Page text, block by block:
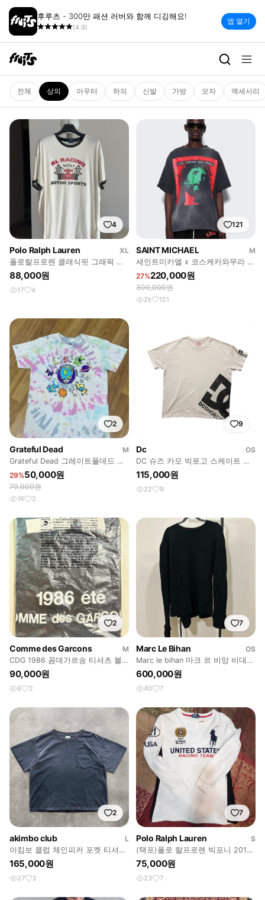
후루츠 - 300만 패션 러버와 함께 디깅해요!
(4.9)
앱 열기
상의 | 빈티지 세컨핸드 패션 플랫
전체 상의 아우터 하의 신발 가방 모자 액세서리
4
Polo Ralph Lauren
XL
폴로랄프로렌 클래식핏 그래픽 반
팔티 25SS - XL
88,000원
17 4
121
SAINT MICHAEL
M
세인트미카엘 x 코스케카와무라 러
브 비욘드 티셔츠
27%220,000원
300,000원
2k 121
2
Grateful Dead
M
Grateful Dead 그레이트풀데드 타
이다이 티셔츠
29%50,000원
70,000원
16 2
9
Dc
OS
DC 슈즈 카모 빅로고 스케이트 티
셔츠
115,000원
22 9
2
Comme des Garcons
M
CDG 1986 꼼데가르송 티셔츠 블
랙
90,000원
6 2
7
Marc Le Bihan
OS
Marc le bihan 마크 르 비앙 비대칭
니트
600,000원
40 7
2
akimbo club
L
아킴보 클럽 체인피커 포켓 티셔츠
- 페이디드 블랙
165,000원
27 2
7
Polo Ralph Lauren
S
(택포)폴로 랄프로렌 빅포니 2011
RL 레이싱 롱슬리브
75,000원
23 7